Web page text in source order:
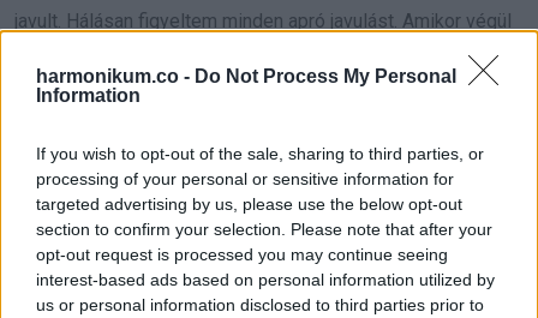
harmonikum.co - Do Not Process My Personal
Information
If you wish to opt-out of the sale, sharing to third parties, or
processing of your personal or sensitive information for
targeted advertising by us, please use the below opt-out
section to confirm your selection. Please note that after your
opt-out request is processed you may continue seeing
interest-based ads based on personal information utilized by
us or personal information disclosed to third parties prior to
javult. Hálásan figyeltem minden apró javulást. Amikor végül
visszatértem az irodába, mintha más helyre érkeztem volna.
már nem csak a határidőkről volt szó, hanem egyszerű,
emberi kérdésekkel kezdtünk. A korábban rideg főnököm is
megváltozott. Kissé lágyabb lett, több szünetet tartott,
figyelt az arcokra, rájött, hogy a határidők mögött emberek
vannak.